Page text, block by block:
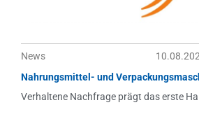
News
Nahrungsmittel- und
Verhaltene Nachfrage prägt das erste